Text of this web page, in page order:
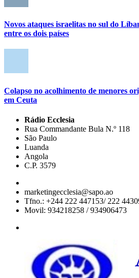
Novos ataques israelitas no sul do
entre os dois países
Colapso no acolhimento de menores
em Ceuta
Rádio Ecclesia
Rua Commandante Bula N.º 118
São Paulo
Luanda
Angola
C.P. 3579
marketingecclesia@sapo.ao
Tfno.: +244 222 447153/ 222
Movil: 934218258 / 934906473